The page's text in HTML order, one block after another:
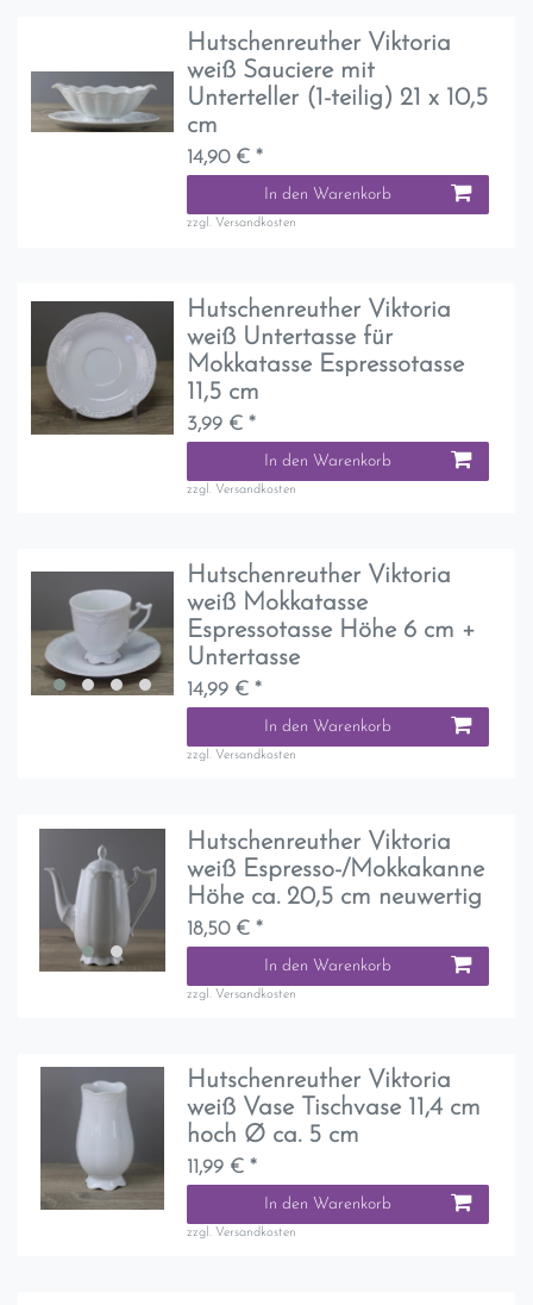
Hutschenreuther Viktoria
weiß Sauciere mit
Unterteller (1-teilig) 21 x 10,5
cm
14,90 € *
In den Warenkorb
zzgl. Versandkosten
Hutschenreuther Viktoria
weiß Untertasse für
Mokkatasse Espressotasse
11,5 cm
3,99 € *
In den Warenkorb
zzgl. Versandkosten
Hutschenreuther Viktoria
weiß Mokkatasse
Espressotasse Höhe 6 cm +
Untertasse
14,99 € *
In den Warenkorb
zzgl. Versandkosten
Hutschenreuther Viktoria
weiß Espresso-/Mokkakanne
Höhe ca. 20,5 cm neuwertig
18,50 € *
In den Warenkorb
zzgl. Versandkosten
Hutschenreuther Viktoria
weiß Vase Tischvase 11,4 cm
hoch Ø ca. 5 cm
11,99 € *
In den Warenkorb
zzgl. Versandkosten